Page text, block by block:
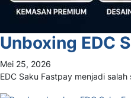
Unboxing EDC
Mei 25, 2026
EDC Saku Fastpay menjadi